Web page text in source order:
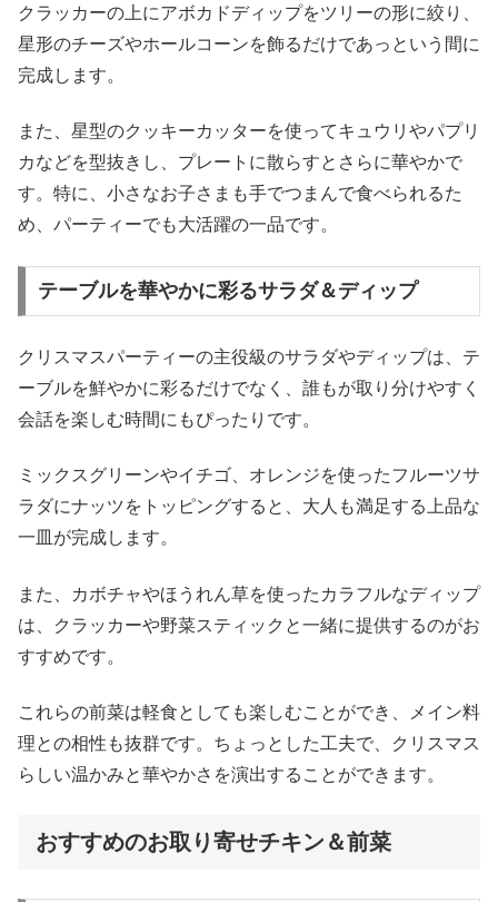
クラッカーの上にアボカドディップをツリーの形に絞り、
星形のチーズやホールコーンを飾るだけであっという間に
完成します。
また、星型のクッキーカッターを使ってキュウリやパプリ
カなどを型抜きし、プレートに散らすとさらに華やかで
す。特に、小さなお子さまも手でつまんで食べられるた
め、パーティーでも大活躍の一品です。
テーブルを華やかに彩るサラダ＆ディップ
クリスマスパーティーの主役級のサラダやディップは、テ
ーブルを鮮やかに彩るだけでなく、誰もが取り分けやすく
会話を楽しむ時間にもぴったりです。
ミックスグリーンやイチゴ、オレンジを使ったフルーツサ
ラダにナッツをトッピングすると、大人も満足する上品な
一皿が完成します。
また、カボチャやほうれん草を使ったカラフルなディップ
は、クラッカーや野菜スティックと一緒に提供するのがお
すすめです。
これらの前菜は軽食としても楽しむことができ、メイン料
理との相性も抜群です。ちょっとした工夫で、クリスマス
らしい温かみと華やかさを演出することができます。
おすすめのお取り寄せチキン＆前菜